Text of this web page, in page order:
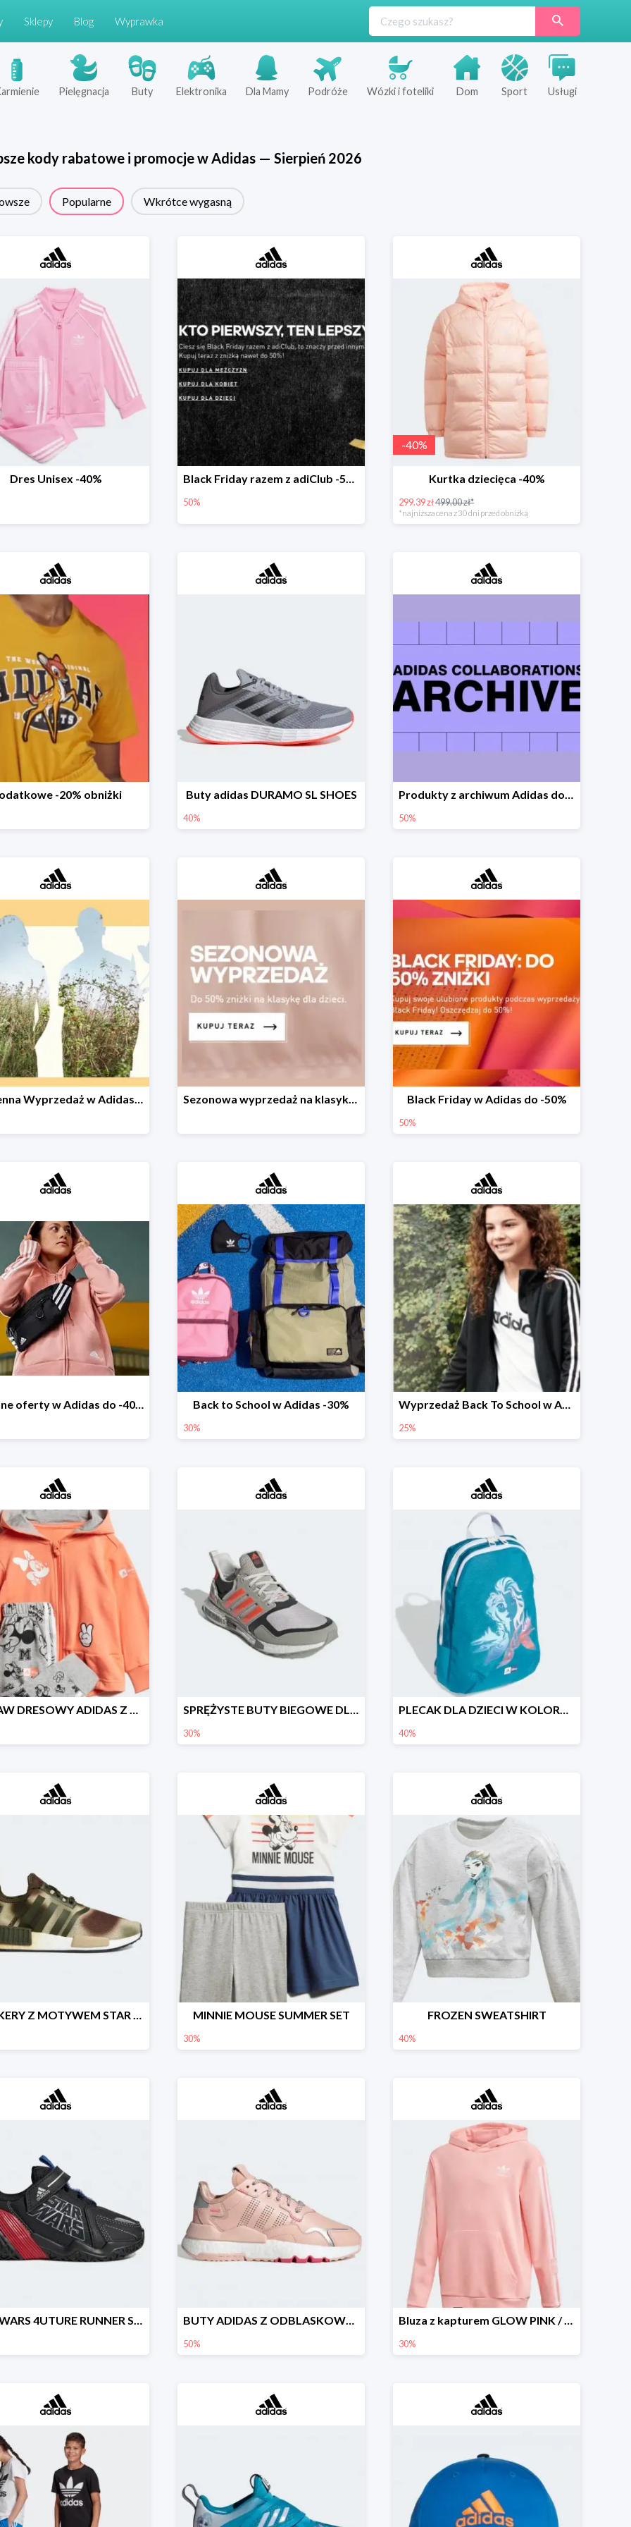
Sklepy Blog Wyprawka
Pielęgnacja Buty Elektronika Dla Mamy Podróże Wózki i foteliki Dom Sport Usługi
kody rabatowe i promocje wAdidas— Sierpień 2026
Popularne Wkrótce wygasną
Dres Unisex -40% Black Friday razem z adiClub -50%
50%
-40%
Kurtka dziecięca -40%
299.39 zł499.00 zł*
*najniższa cena z 30 dni przed obniżką
-20% obniżki Buty adidas DURAMO SL SHOES
40%
Produkty z archiwum Adidas do -50%
50%
Wiosenna Wyprzedaż w Adidas -30% na wybrane produkty Sezonowa wyprzedaż na klasykę dla dzieci w Adidas do -50% Black Friday w Adidas do -50%
50%
Jesienne oferty w Adidas do -40% Back to School w Adidas -30%
30%
Wyprzedaż Back To School w Adidas do -25%
25%
ZESTAW DRESOWY ADIDAS Z GRAFIKĄ Z MYSZKĄ MINNIE. SPRĘŻYSTE BUTY BIEGOWE DLA FANÓW STAR WARS™
30%
PLECAK DLA DZIECI W KOLORZE ZIMNEGO BŁĘKITU OZDOBIONY WIZERUNKIEM ELSY
40%
SNEAKERY Z MOTYWEM STAR WARS™ W TECHNICZNYM STYLU. MINNIE MOUSE SUMMER SET
30%
FROZEN SWEATSHIRT
40%
STAR WARS 4UTURE RUNNER SHOES BUTY ADIDAS Z ODBLASKOWYMI DETALAMI
50%
Bluza z kapturem GLOW PINK / WHITE -30%
30%